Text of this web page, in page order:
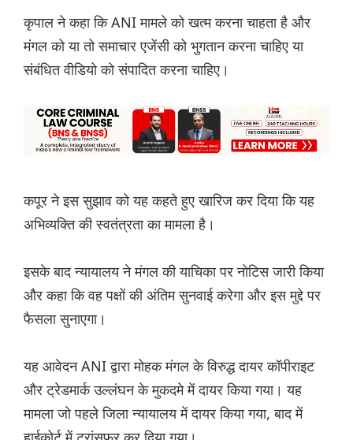
कृपाल ने कहा कि ANI मामले को खत्म करना चाहता है और
मंगल को या तो समाचार एजेंसी को भुगतान करना चाहिए या
संबंधित वीडियो को संपादित करना चाहिए।
कपूर ने इस सुझाव को यह कहते हुए खारिज कर दिया कि यह
अभिव्यक्ति की स्वतंत्रता का मामला है।
इसके बाद न्यायालय ने मंगल की याचिका पर नोटिस जारी किया
और कहा कि वह पक्षों की अंतिम सुनवाई करेगा और इस मुद्दे पर
फैसला सुनाएगा।
यह आवेदन ANI द्वारा मोहक मंगल के विरुद्ध दायर कॉपीराइट
और ट्रेडमार्क उल्लंघन के मुकदमे में दायर किया गया। यह
मामला जो पहले जिला न्यायालय में दायर किया गया, बाद में